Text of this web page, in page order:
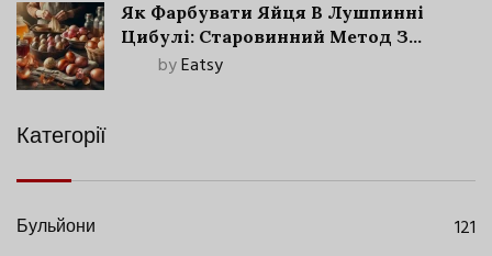
Як Фарбувати Яйця В Лушпинні
Цибулі: Старовинний Метод З
Сучасними Нюансами
byEatsy
Категорії
Бульйони
121